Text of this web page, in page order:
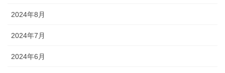
2024年8月
2024年7月
2024年6月